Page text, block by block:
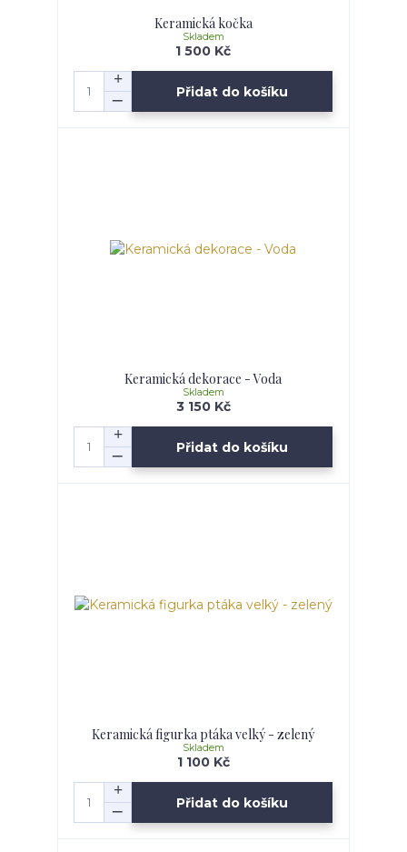
Keramická kočka
1 500 Kč
Skladem
Přidat do košíku
Keramická dekorace - Voda
3 150 Kč
Skladem
Přidat do košíku
Keramická figurka ptáka velký - zelený
1 100 Kč
Skladem
Přidat do košíku